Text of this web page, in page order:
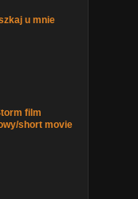
u mnie
film
short movie